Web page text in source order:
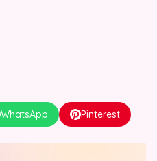
WhatsApp Pinterest